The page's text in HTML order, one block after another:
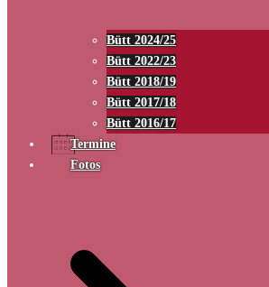
Bütt 2024/25
Bütt 2022/23
Bütt 2018/19
Bütt 2017/18
Bütt 2016/17
Termine
Fotos